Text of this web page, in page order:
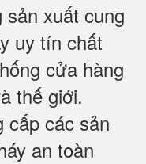
xuất cung
uy tín chất
cửa hàng
thế giới.
cấp các sản
an toàn